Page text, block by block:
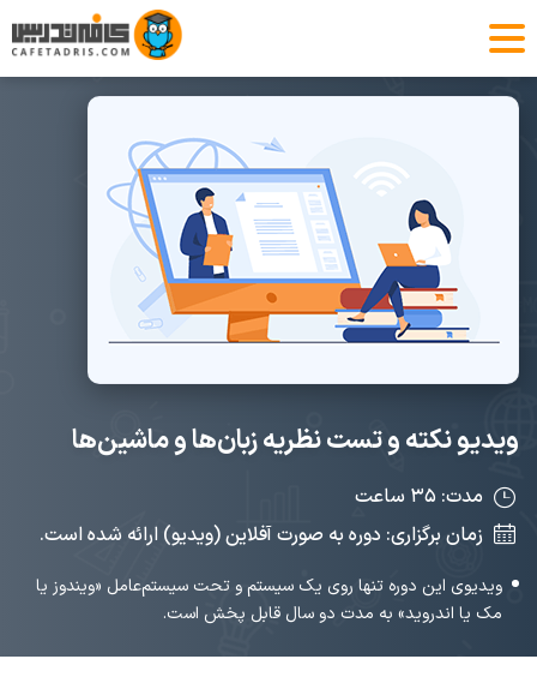
ویدیو نکته و تست نظریه زبان‌ها و ماشین‌ها
مدت: ۳۵ ساعت
زمان برگزاری: دوره به صورت آفلاین (ویدیو) ارائه شده است.
ویدیوی این دوره تنها روی یک سیستم و تحت سیستم‌عامل «ویندوز یا
مک یا اندروید» به مدت دو سال قابل پخش است.